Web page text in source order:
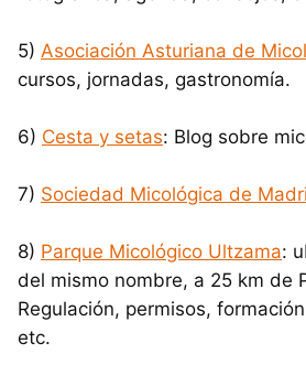
5) Asociación Asturiana de
cursos, jornadas, gastronomía.
6) Cesta y setas: Blog sobre
7) Sociedad Micológica de
8) Parque Micológico Ultzama:
del mismo nombre, a 25 km de
Regulación, permisos,
etc.